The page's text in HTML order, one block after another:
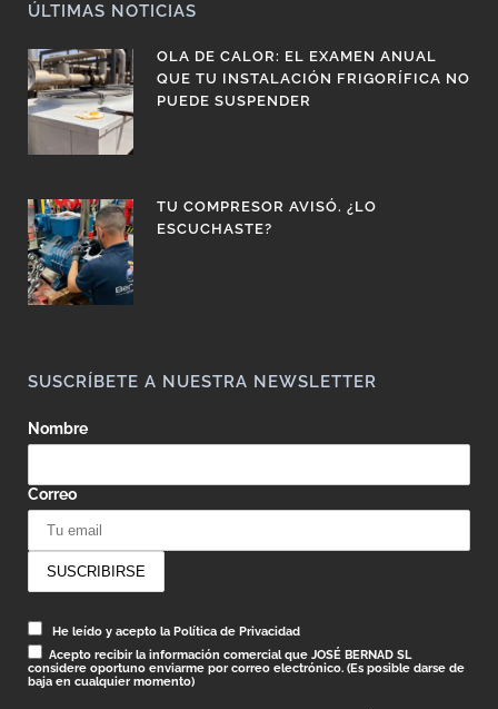
ÚLTIMAS NOTICIAS
OLA DE CALOR: EL EXAMEN ANUAL
QUE TU INSTALACIÓN FRIGORÍFICA NO
PUEDE SUSPENDER
TU COMPRESOR AVISÓ. ¿LO
ESCUCHASTE?
SUSCRÍBETE A NUESTRA NEWSLETTER
Nombre
Correo
He leído y acepto la Política de Privacidad
Acepto recibir la información comercial que JOSÉ BERNAD SL
considere oportuno enviarme por correo electrónico. (Es posible darse de
baja en cualquier momento)